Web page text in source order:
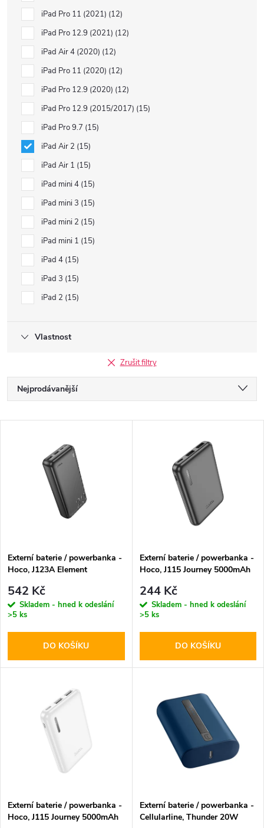
iPad Pro 11 (2021) 12
iPad Pro 12.9 (2021) 12
iPad Air 4 (2020) 12
iPad Pro 11 (2020) 12
iPad Pro 12.9 (2020) 12
iPad Pro 12.9 (2015/2017) 15
iPad Pro 9.7 15
iPad Air 2 15
iPad Air 1 15
iPad mini 4 15
iPad mini 3 15
iPad mini 2 15
iPad mini 1 15
iPad 4 15
iPad 3 15
iPad 2 15
Vlastnost
Zrušit filtry
Ř
a
p
r
o
d
Nejprodávanější
Abecedně
s
p
r
o
d
Externí baterie / powerbanka -
Hoco, J123A Element
542 Kč
Skladem - hned k odeslání
>5 ks
DO KOŠÍKU
Externí baterie / powerbanka -
Hoco, J115 Journey 5000mAh
244 Kč
Skladem - hned k odeslání
>5 ks
DO KOŠÍKU
Externí baterie / powerbanka -
Hoco, J115 Journey 5000mAh
Externí baterie / powerbanka -
Cellularline, Thunder 20W